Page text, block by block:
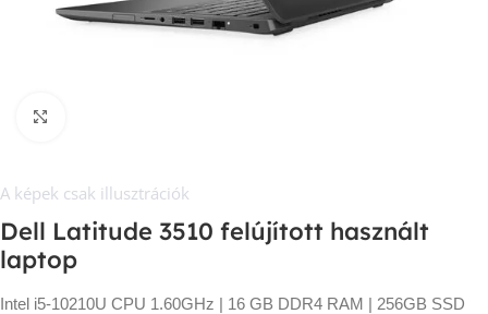
A képek csak illusztrációk
Dell Latitude 3510 felújított használt
laptop
Intel i5-10210U CPU 1.60GHz | 16 GB DDR4 RAM | 256GB SSD